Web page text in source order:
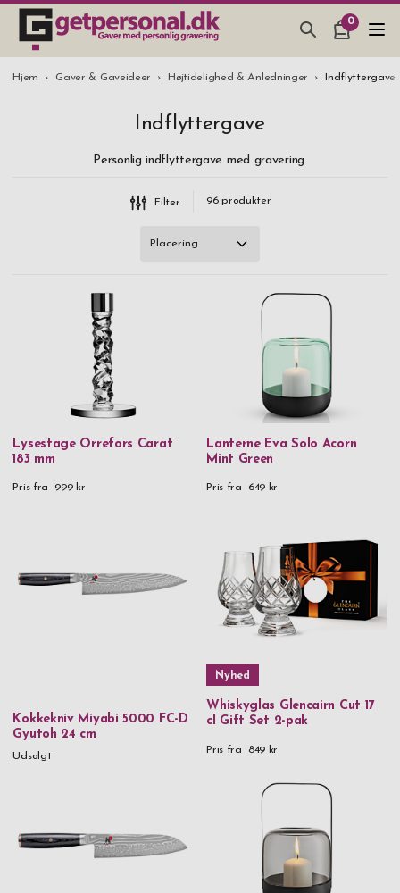
0
GAVEARTIKLAR & TING
BRYLLUPSGAVE 2026
STUDENTERGAVE 2026
Hjem Gaver & Gaveideer Højtidelighed & Anledninger Indflyttergave
Indflyttergave
Personlig indflyttergave med gravering.
Filter 96produkter
Mærke
B Away
Eva Solo
Exentri
Fox
Glencairn
GP
Miyabi
Saphir
Troika
Lysestage Orrefors Carat
183 mm
Pris fra 999 kr
Lanterne Eva Solo Acorn
Mint Green
Pris fra 649 kr
Kokkekniv Miyabi 5000 FC-D
Gyutoh 24 cm
Udsolgt
Nyhed
Whiskyglas Glencairn Cut 17
cl Gift Set 2-pak
Pris fra 849 kr